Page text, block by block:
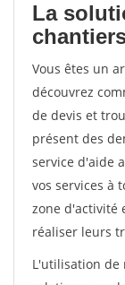
La
Vous êtes un
découvrez
de devis et
présent des
service d'aide
vos services à
zone d'activité
réaliser leurs
L'utilisation de